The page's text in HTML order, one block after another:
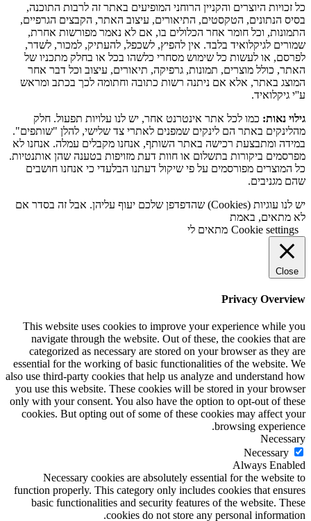
כל זכויות היוצרים והקניין הרוחני המופיעים באתר זה לרבות התוכנה,
בסיס הנתונים, הטקסטים, התיאורים, עיצוב האתר, הקבצים הגרפיים,
התמונות, וכל חומר אחר הכלולים בו, אם לא נאמר מפורשות אחרת,
שמורים לגיקלואיד בלבד. אין להפיץ, לשכפל, להעתיק, למכור, לשדר,
לפרסם, או לעשות כל שימוש מסחרי כלשהו בכל או בחלק מתכניו של
האתר, כולל מוצרים, תמונות, גרפיקה, תיאורים, עיצוב וכל דבר אחר
המוצג באתר, אלא אם ניתנה רשות כתובה וחתומה לכך בכתב ומראש
ע''י גיקלואיד.
גילוי נאות: כמו לכל אתר אינטרנט אחר, יש לנו עלויות תפעול. חלק
מהלינקים באתר הם לינקים שמפנים לאתרי צד שלישי, להלן "שותפים".
במידה ומתבצעת רכישה באתר השותף, אנחנו מקבלים עמלה. אנחנו לא
מפרסמים ביקורות בתשלום או חוות דעת מזויפות בטענה שהן אותנטיות.
כל המוצרים מפורסמים על פי שיקול דעתנו הבלעדי כי אנחנו חושבים
שהם מגניבים.
יש לנו עוגיות (Cookies) שהדפדפן שלכם יעוף עליהן. אבל זה בסדר אם
לא מתאים, באמת
Cookie settings מתאים לי
Close
Privacy Overview
This website uses cookies to improve your experience while you
navigate through the website. Out of these, the cookies that are
categorized as necessary are stored on your browser as they are
essential for the working of basic functionalities of the website. We
also use third-party cookies that help us analyze and understand how
you use this website. These cookies will be stored in your browser
only with your consent. You also have the option to opt-out of these
cookies. But opting out of some of these cookies may affect your
browsing experience.
Necessary
Necessary
Always Enabled
Necessary cookies are absolutely essential for the website to
function properly. This category only includes cookies that ensures
basic functionalities and security features of the website. These
cookies do not store any personal information.